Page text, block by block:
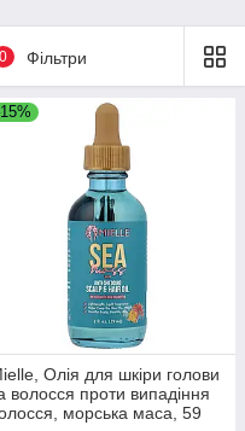
0 Фільтри
Олія для шкіри голови
волосся проти випадіння
морська маса, 59